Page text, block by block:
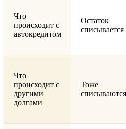
Что
происходит с
автокредитом
Остаток
списывается
Что
происходит с
другими
долгами
Тоже
списываются